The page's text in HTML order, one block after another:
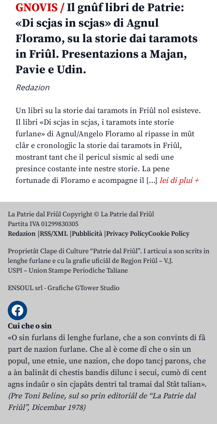
GNOVIS /Il gnûf libri de Patrie:
«Di scjas in scjas» di Agnul
Floramo, su la storie dai taramots
in Friûl. Presentazions a Majan,
Pavie e Udin.
Redazion
Un libri su la storie dai taramots in Friûl nol esisteve.
Il libri «Di scjas in scjas, i taramots inte storie
furlane» di Agnul/Angelo Floramo al ripasse in mût
clâr e cronologjic la storie dai taramots in Friûl,
mostrant tant che il pericul sismic al sedi une
presince costante inte nestre storie. La pene
fortunade di Floramo e acompagne il […] lei di plui +
La Patrie dal Friûl Copyright © La Patrie dal Friûl
Partita IVA 01299830305
Redazion RSS/XML Pubblicità Privacy PolicyCookie Policy
Proprietât Clape di Culture “Patrie dal Friûl”. I articui a son scrits in
lenghe furlane e cu la grafie uficiâl de Regjon Friûl – V.J.
USPI – Union Stampe Periodiche Taliane
ENSOUL srl-Grafiche GTower Studio
Cui che o sin
«O sin furlans di lenghe furlane, che a son convints di fâ
part de nazion furlane. Che al è come dî che o sin un
popul, une etnie, une nazion, che dopo tancj parons, che
a àn balinât di chestis bandis dilunc i secui, cumò di cent
agns indaûr o sin cjapâts dentri tal tramai dal Stât talian».
(Pre Toni Beline, sul so prin editoriâl de “La Patrie dal
Friûl”, Dicembar 1978)